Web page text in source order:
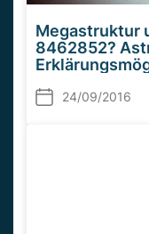
Megastruktur
8462852?
24/09/2016